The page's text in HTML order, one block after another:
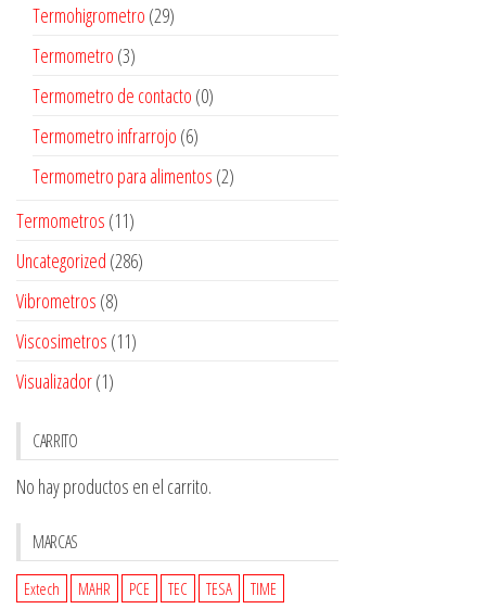
Termohigrometro (29)
Termometro (3)
Termometro de contacto (0)
Termometro infrarrojo (6)
Termometro para alimentos (2)
Termometros (11)
Uncategorized (286)
Vibrometros (8)
Viscosimetros (11)
Visualizador(1)
CARRITO
No hay productos en el carrito.
MARCAS
Extech MAHR PCE TEC TESA TIME